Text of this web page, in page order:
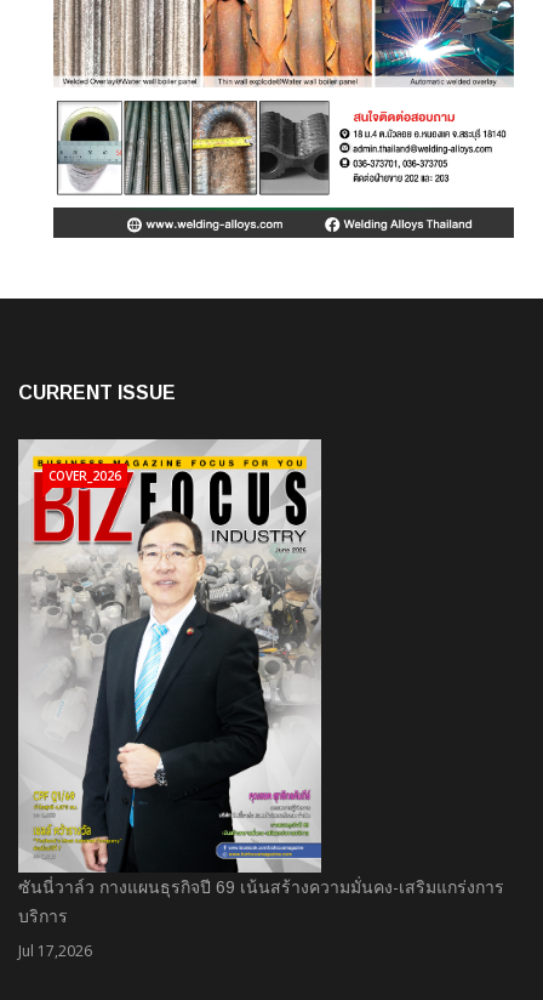
CURRENT ISSUE
ซันนี่วาล์ว กางแผนธุรกิจปี 69 เน้นสร้างความมั่นคง-เสริมแกร่งการ
บริการ
Jul 17,2026
COVER_2026